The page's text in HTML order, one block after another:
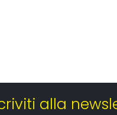
alla